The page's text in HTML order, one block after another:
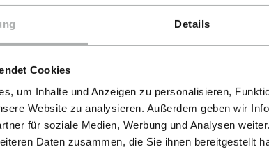
Details
Cookies
um Inhalte und Anzeigen zu personalisieren,
Website zu analysieren. Außerdem geben wir
für soziale Medien, Werbung und Analysen
Daten zusammen, die Sie ihnen bereitgestellt